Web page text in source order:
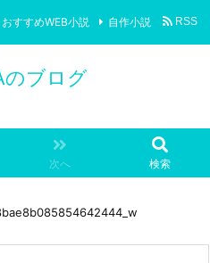
のブログ
次へ 検索
おすすめWEB小説 自作小説 RSS